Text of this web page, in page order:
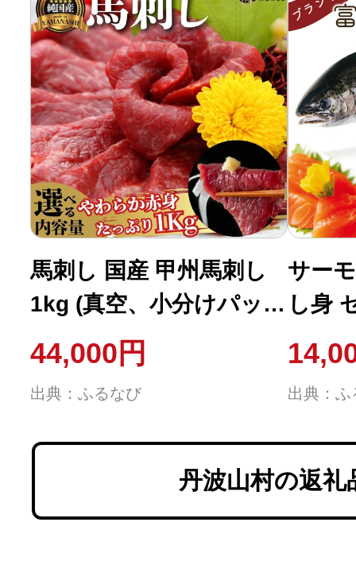
馬刺し 国産 甲州馬刺し
1kg (真空、小分けパッ
ク)【tab0219-1000】
44,000円
出典：ふるなび
サー
し身
出典：ふ
丹波山村の返礼